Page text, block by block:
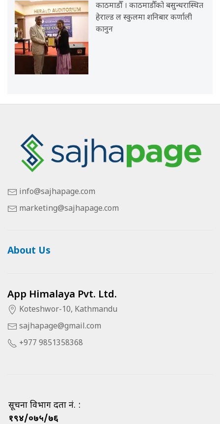
काठमाडौँ । काठमाडौँको बसुन्धरास्थित
हेराल्ड ल स्कुलमा शनिबार कर्णाली
कानुन
info@sajhapage.com
marketing@sajhapage.com
About Us
App Himalaya Pvt. Ltd.
Koteshwor-10, Kathmandu
sajhapage@gmail.com
+977 9851358368
सूचना विभाग दर्ता नं. :
१९४/०७५/७६